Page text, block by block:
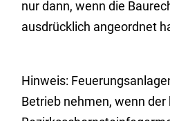
nur dann, wenn die
ausdrücklich angeordnet
Hinweis:
Betrieb nehmen, wenn